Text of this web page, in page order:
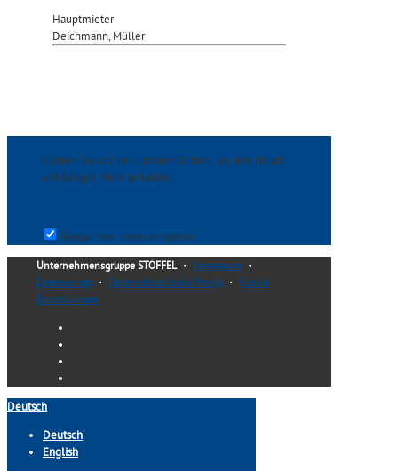
Hauptmieter
Deichmann, Müller
Klicken Sie auf den unteren Button, um den Inhalt
von Google Maps zu laden.
Google Maps immer entsperren
Unternehmensgruppe STOFFEL・ Impressum ・
Datenschutz ・ Datenschutz Social Media ・ Cookie
Einstellungen
Deutsch
Deutsch
English